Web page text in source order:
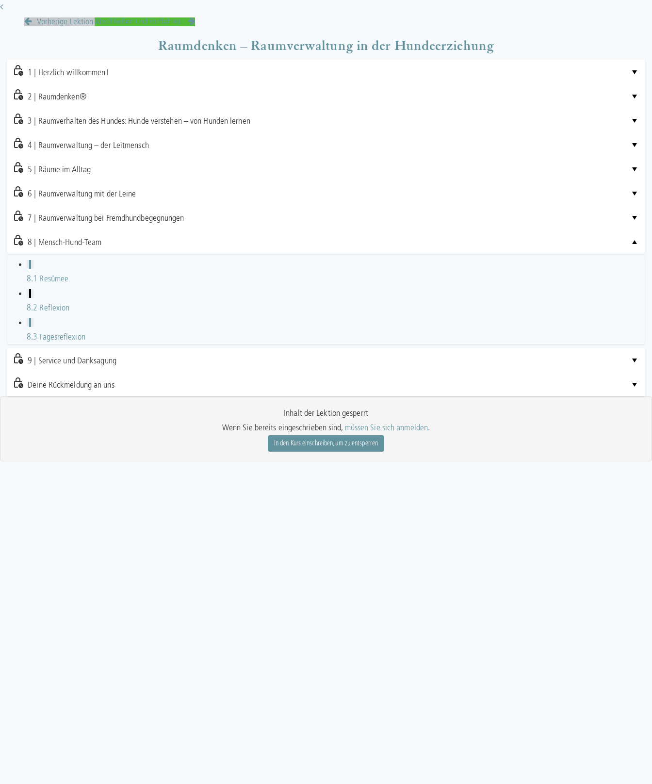
Vorherige Lektion Abschließen und Fortfahren
Raumdenken – Raumverwaltung in der Hundeerziehung
1 | Herzlich willkommen!
2 | Raumdenken®
3 | Raumverhalten des Hundes: Hunde verstehen – von Hunden lernen
4 | Raumverwaltung – der Leitmensch
5 | Räume im Alltag
6 | Raumverwaltung mit der Leine
7 | Raumverwaltung bei Fremdhundbegegnungen
8 | Mensch-Hund-Team
8.1 Resümee
8.2 Reflexion
8.3 Tagesreflexion
9 | Service und Danksagung
Deine Rückmeldung an uns
Inhalt der Lektion gesperrt
Wenn Sie bereits eingeschrieben sind, müssen Sie sich anmelden.
In den Kurs einschreiben, um zu entsperren